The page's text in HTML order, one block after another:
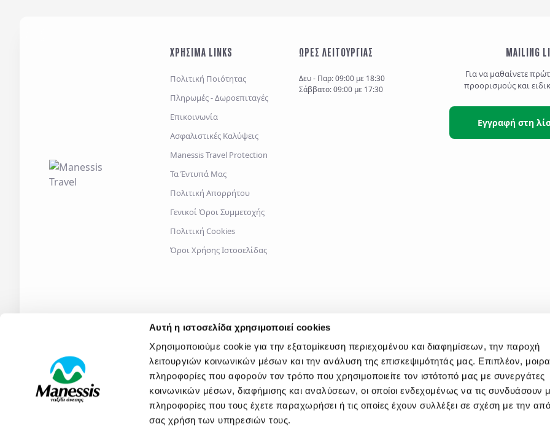
Αυτή η ιστοσελίδα χρησιμοποιεί cookies
Χρησιμοποιούμε cookie για την εξατομίκευση περιεχομένου και διαφημίσεων, την παροχή
λειτουργιών κοινωνικών μέσων και την ανάλυση της επισκεψιμότητάς μας. Επιπλέον,
πληροφορίες που αφορούν τον τρόπο που χρησιμοποιείτε τον ιστότοπό μας με συνεργάτες
κοινωνικών μέσων, διαφήμισης και αναλύσεων, οι οποίοι ενδεχομένως να τις συνδυάσουν
πληροφορίες που τους έχετε παραχωρήσει ή τις οποίες έχουν συλλέξει σε σχέση με την
σας χρήση των υπηρεσιών τους.
ΧΡΗΣΙΜΑ LINKS
Πολιτική Ποιότητας
Πληρωμές - Δωροεπιταγές
Επικοινωνία
Ασφαλιστικές Καλύψεις
Manessis Travel Protection
Τα Έντυπά Μας
Πολιτική Απορρήτου
Γενικοί Όροι Συμμετοχής
Πολιτική Cookies
Όροι Χρήσης Ιστοσελίδας
ΩΡΕΣ ΛΕΙΤΟΥΡΓΙΑΣ
Δευ - Παρ: 09:00 με 18:30
Σάββατο: 09:00 με 17:30
MAILING
Για να μαθαίνετε
προορισμούς και
Εγγραφή στη
2026 © Manessis Travel S.A. - All rights reserved- MH.T.E.0206E60000440600